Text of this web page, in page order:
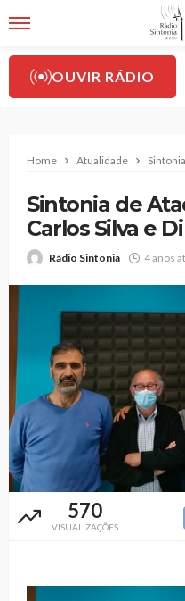
OUVIR RÁDIO
Home Atualidade
Sintonia de
Carlos Silva e
Rádio Sintonia 4 anos
570
VISUALIZAÇÕES